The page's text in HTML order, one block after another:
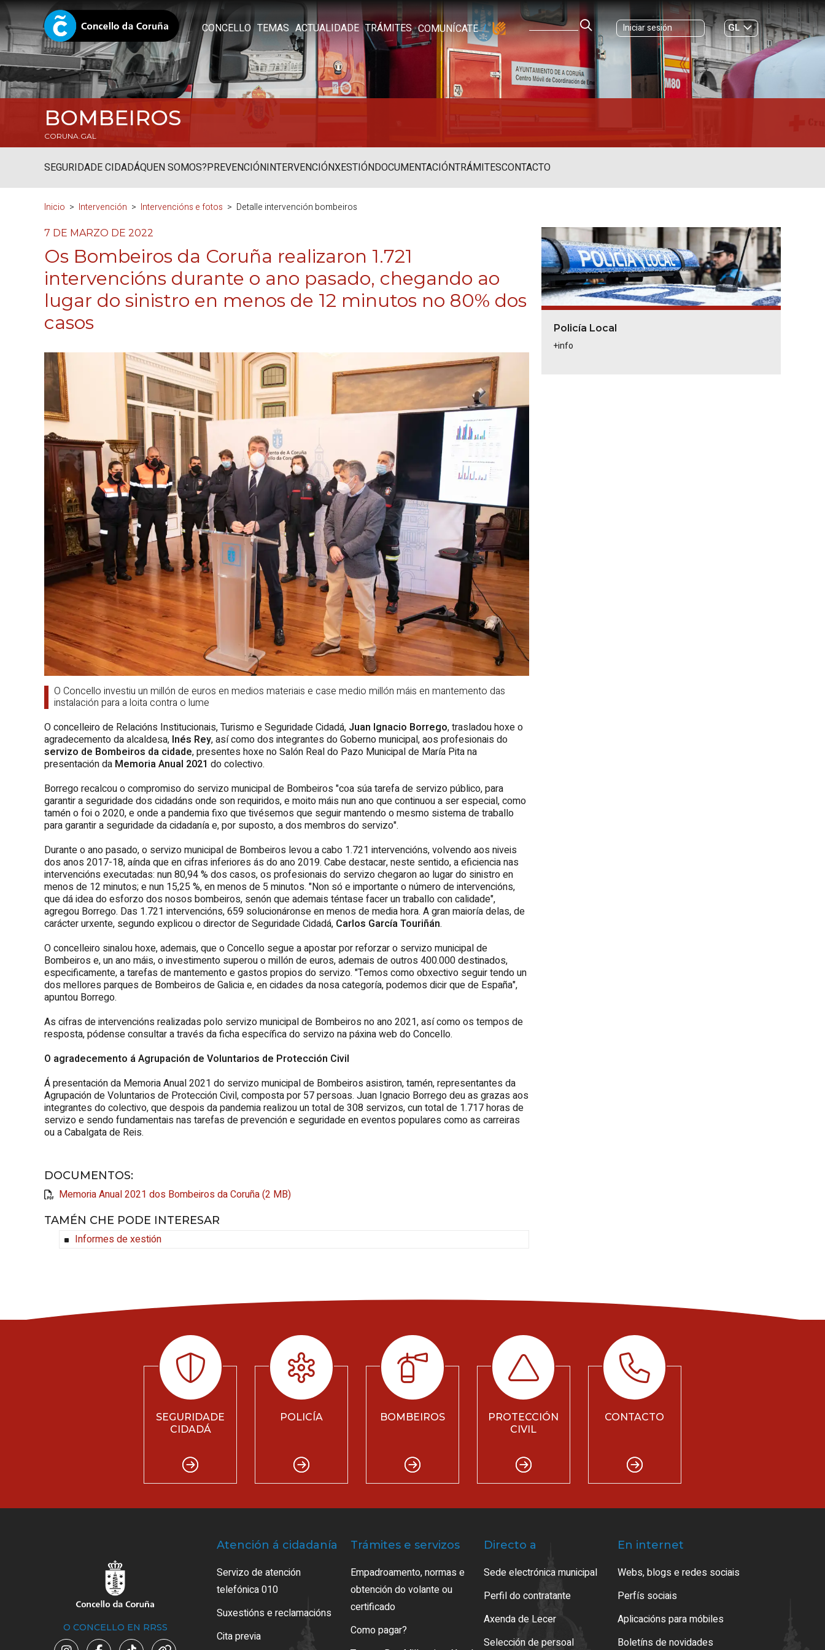
CONCELLO TEMAS ACTUALIDADE TRÁMITES COMUNÍCATE Iniciar sesión
GL
ES|
BOMBEIROS
CORUNA.GAL
SEGURIDADE CIDADÁQUEN SOMOS?PREVENCIÓNINTERVENCIÓNXESTIÓNDOCUMENTACIÓNTRÁMITESCONTACTO
Inicio Intervención Intervencións e fotos Detalle intervención bombeiros
7 DE MARZO DE 2022
Os Bombeiros da Coruña realizaron 1.721
intervencións durante o ano pasado, chegando ao
lugar do sinistro en menos de 12 minutos no 80% dos
casos
O Concello investiu un millón de euros en medios materiais e case medio millón máis en mantemento das
instalación para a loita contra o lume
O concelleiro de Relacións Institucionais, Turismo e Seguridade Cidadá, Juan Ignacio Borrego, trasladou hoxe o
agradecemento da alcaldesa, Inés Rey, así como dos integrantes do Goberno municipal, aos profesionais do
servizo de Bombeiros da cidade, presentes hoxe no Salón Real do Pazo Municipal de María Pita na
presentación da Memoria Anual 2021 do colectivo.
Borrego recalcou o compromiso do servizo municipal de Bombeiros "coa súa tarefa de servizo público, para
garantir a seguridade dos cidadáns onde son requiridos, e moito máis nun ano que continuou a ser especial, como
tamén o foi o 2020, e onde a pandemia fixo que tivésemos que seguir mantendo o mesmo sistema de traballo
para garantir a seguridade da cidadanía e, por suposto, a dos membros do servizo".
Durante o ano pasado, o servizo municipal de Bombeiros levou a cabo 1.721 intervencións, volvendo aos niveis
dos anos 2017-18, aínda que en cifras inferiores ás do ano 2019. Cabe destacar, neste sentido, a eficiencia nas
intervencións executadas: nun 80,94 % dos casos, os profesionais do servizo chegaron ao lugar do sinistro en
menos de 12 minutos; e nun 15,25 %, en menos de 5 minutos. "Non só e importante o número de intervencións,
que dá idea do esforzo dos nosos bombeiros, senón que ademais téntase facer un traballo con calidade",
agregou Borrego. Das 1.721 intervencións, 659 solucionáronse en menos de media hora. A gran maioría delas, de
carácter urxente, segundo explicou o director de Seguridade Cidadá, Carlos García Touriñán.
O concelleiro sinalou hoxe, ademais, que o Concello segue a apostar por reforzar o servizo municipal de
Bombeiros e, un ano máis, o investimento superou o millón de euros, ademais de outros 400.000 destinados,
especificamente, a tarefas de mantemento e gastos propios do servizo. "Temos como obxectivo seguir tendo un
dos mellores parques de Bombeiros de Galicia e, en cidades da nosa categoría, podemos dicir que de España",
apuntou Borrego.
As cifras de intervencións realizadas polo servizo municipal de Bombeiros no ano 2021, así como os tempos de
resposta, pódense consultar a través da ficha específica do servizo na páxina web do Concello.
O agradecemento á Agrupación de Voluntarios de Protección Civil
Á presentación da Memoria Anual 2021 do servizo municipal de Bombeiros asistiron, tamén, representantes da
Agrupación de Voluntarios de Protección Civil, composta por 57 persoas. Juan Ignacio Borrego deu as grazas aos
integrantes do colectivo, que despois da pandemia realizou un total de 308 servizos, cun total de 1.717 horas de
servizo e sendo fundamentais nas tarefas de prevención e seguridade en eventos populares como as carreiras
ou a Cabalgata de Reis.
DOCUMENTOS:
Memoria Anual 2021 dos Bombeiros da Coruña (2 MB)
TAMÉN CHE PODE INTERESAR
Informes de xestión
Policía Local
+info
SEGURIDADE
CIDADÁ
POLICÍA BOMBEIROS
PROTECCIÓN
CIVIL
CONTACTO
O CONCELLO EN RRSS
Atención á cidadanía
Servizo de atención
telefónica 010
Suxestións e reclamacións
Cita previa
Trámites e servizos
Empadroamento, normas e
obtención do volante ou
certificado
Como pagar?
Directo a
Sede electrónica municipal
Perfil do contratante
Axenda de Lecer
Selección de persoal
En internet
Webs, blogs e redes sociais
Perfís sociais
Aplicacións para móbiles
Boletíns de novidades